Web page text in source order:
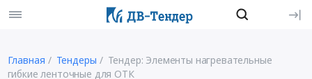
Главная Тендеры
Тендер: Элементы нагревательные
гибкие ленточные для ОТК